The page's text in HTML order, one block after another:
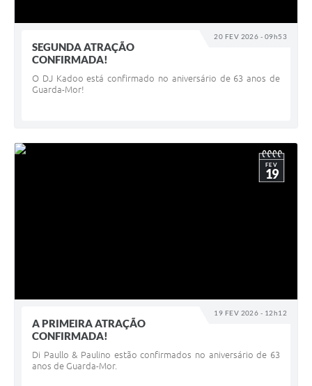
20 FEV 2026 - 09h53
SEGUNDA ATRAÇÃO
CONFIRMADA!
O DJ Kadoo está confirmado no aniversário de 63 anos de
Guarda-Mor!
19 FEV 2026 - 12h12
FEV
19
A PRIMEIRA ATRAÇÃO
CONFIRMADA!
Di Paullo & Paulino estão confirmados no aniversário de 63
anos de Guarda-Mor.